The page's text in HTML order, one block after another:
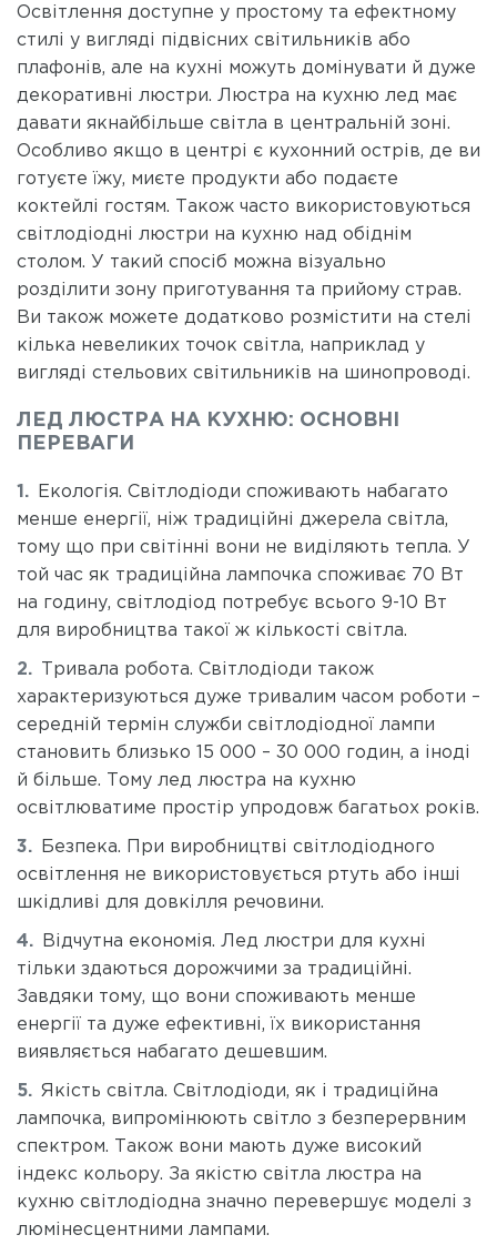
Освітлення доступне у простому та ефектному
стилі у вигляді підвісних світильників або
плафонів, але на кухні можуть домінувати й дуже
декоративні люстри. Люстра на кухню лед має
давати якнайбільше світла в центральній зоні.
Особливо якщо в центрі є кухонний острів, де ви
готуєте їжу, миєте продукти або подаєте
коктейлі гостям. Також часто використовуються
світлодіодні люстри на кухню над обіднім
столом. У такий спосіб можна візуально
розділити зону приготування та прийому страв.
Ви також можете додатково розмістити на стелі
кілька невеликих точок світла, наприклад у
вигляді стельових світильників на шинопроводі.
ЛЕД ЛЮСТРА НА КУХНЮ: ОСНОВНІ
ПЕРЕВАГИ
Екологія. Світлодіоди споживають набагато
менше енергії, ніж традиційні джерела світла,
тому що при світінні вони не виділяють тепла. У
той час як традиційна лампочка споживає 70 Вт
на годину, світлодіод потребує всього 9-10 Вт
для виробництва такої ж кількості світла.
Тривала робота. Світлодіоди також
характеризуються дуже тривалим часом роботи –
середній термін служби світлодіодної лампи
становить близько 15 000 – 30 000 годин, а іноді
й більше. Тому лед люстра на кухню
освітлюватиме простір упродовж багатьох років.
Безпека. При виробництві світлодіодного
освітлення не використовується ртуть або інші
шкідливі для довкілля речовини.
Відчутна економія. Лед люстри для кухні
тільки здаються дорожчими за традиційні.
Завдяки тому, що вони споживають менше
енергії та дуже ефективні, їх використання
виявляється набагато дешевшим.
Якість світла. Світлодіоди, як і традиційна
лампочка, випромінюють світло з безперервним
спектром. Також вони мають дуже високий
індекс кольору. За якістю світла люстра на
кухню світлодіодна значно перевершує моделі з
люмінесцентними лампами.